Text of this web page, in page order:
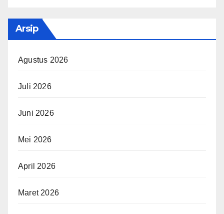
Arsip
Agustus 2026
Juli 2026
Juni 2026
Mei 2026
April 2026
Maret 2026